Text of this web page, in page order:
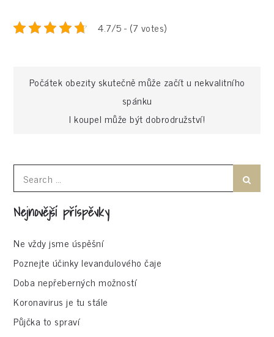
4.7/5 - (7 votes)
Navigace
příspěvek
Počátek obezity skutečně může začít u nekvalitního
spánku
I koupel může být dobrodružství!
for:
Nejnovější příspěvky
Ne vždy jsme úspěšní
Poznejte účinky levandulového čaje
Doba nepřeberných možností
Koronavirus je tu stále
Půjčka to spraví